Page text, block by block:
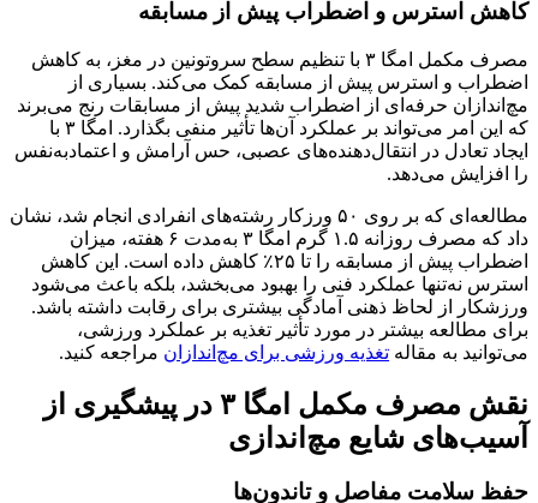
کاهش استرس و اضطراب پیش از مسابقه
مصرف مکمل امگا ۳ با تنظیم سطح سروتونین در مغز، به کاهش
اضطراب و استرس پیش از مسابقه کمک می‌کند. بسیاری از
مچ‌اندازان حرفه‌ای از اضطراب شدید پیش از مسابقات رنج می‌برند
که این امر می‌تواند بر عملکرد آن‌ها تأثیر منفی بگذارد. امگا ۳ با
ایجاد تعادل در انتقال‌دهنده‌های عصبی، حس آرامش و اعتمادبه‌نفس
را افزایش می‌دهد.
مطالعه‌ای که بر روی ۵۰ ورزکار رشته‌های انفرادی انجام شد، نشان
داد که مصرف روزانه ۱.۵ گرم امگا ۳ به‌مدت ۶ هفته، میزان
اضطراب پیش از مسابقه را تا ۲۵٪ کاهش داده است. این کاهش
استرس نه‌تنها عملکرد فنی را بهبود می‌بخشد، بلکه باعث می‌شود
ورزشکار از لحاظ ذهنی آمادگی بیشتری برای رقابت داشته باشد.
برای مطالعه بیشتر در مورد تأثیر تغذیه بر عملکرد ورزشی،
می‌توانید به مقاله تغذیه ورزشی برای مچ‌اندازان مراجعه کنید.
نقش مصرف مکمل امگا ۳ در پیشگیری از
آسیب‌های شایع مچ‌اندازی
حفظ سلامت مفاصل و تاندون‌ها